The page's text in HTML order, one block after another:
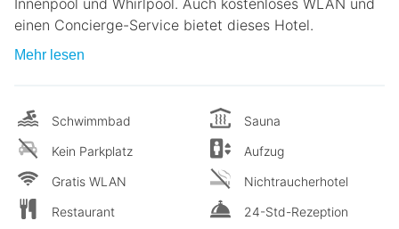
einen Concierge-Service bietet dieses Hotel.
Mehr lesen
Schwimmbad
Kein Parkplatz
Gratis WLAN
Restaurant
Sauna
Aufzug
Nichtraucherhotel
24-Std-Rezeption